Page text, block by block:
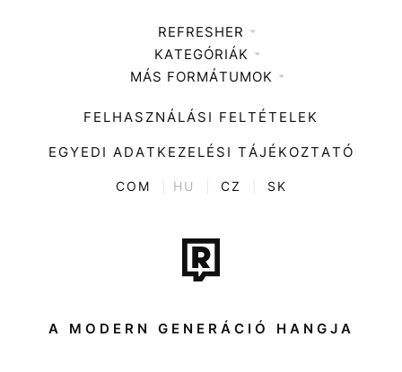
REFRESHER
Médiaajánlat
KATEGÓRIÁK
Zene
Divat
Kultúra
ENTR
Tech-Tudomány
Sport
Társadalom
MÁS FORMÁTUMOK
FELHASZNÁLÁSI FELTÉTELEK
EGYEDI ADATKEZELÉSI TÁJÉKOZTATÓ
COM HU CZ SK
A MODERN GENERÁCIÓ HANGJA